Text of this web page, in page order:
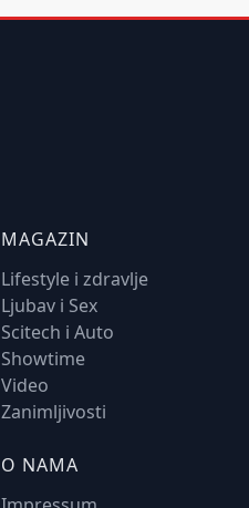
MAGAZIN
Lifestyle i zdravlje
Ljubav i Sex
Scitech i Auto
Showtime
Video
Zanimljivosti
O NAMA